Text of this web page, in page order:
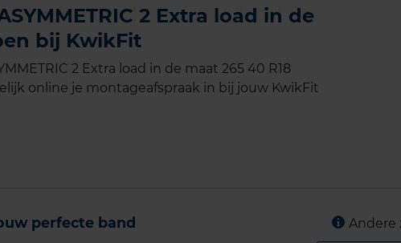
2 Extra load in de
bij KwikFit
2 Extra load in de maat 265 40 R18
online je montageafspraak in bij jouw KwikFit
perfecte band Andere